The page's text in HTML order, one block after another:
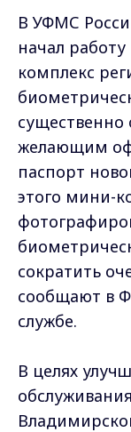
В УФМС
начал
комплекс
существенно
желающим
паспорт
этого мини-
сократить
сообщают в
службе.
В целях